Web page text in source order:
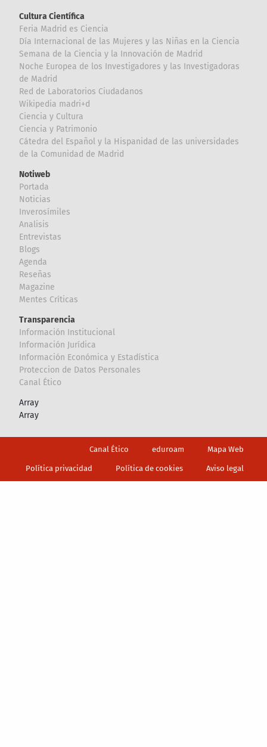
Cultura Científica
Feria Madrid es Ciencia
Día Internacional de las Mujeres y las Niñas en la Ciencia
Semana de la Ciencia y la Innovación de Madrid
Noche Europea de los Investigadores y las Investigadoras
de Madrid
Red de Laboratorios Ciudadanos
Wikipedia madri+d
Ciencia y Cultura
Ciencia y Patrimonio
Cátedra del Español y la Hispanidad de las universidades
de la Comunidad de Madrid
Notiweb
Portada
Noticias
Inverosímiles
Analisis
Entrevistas
Blogs
Agenda
Reseñas
Magazine
Mentes Críticas
Transparencia
Información Institucional
Información Jurídica
Información Económica y Estadística
Proteccion de Datos Personales
Canal Ético
Array
Array
Canal Ético eduroam Mapa Web
Política privacidad Política de cookies Aviso legal